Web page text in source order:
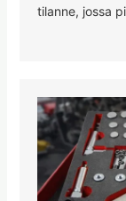
tilanne, jossa